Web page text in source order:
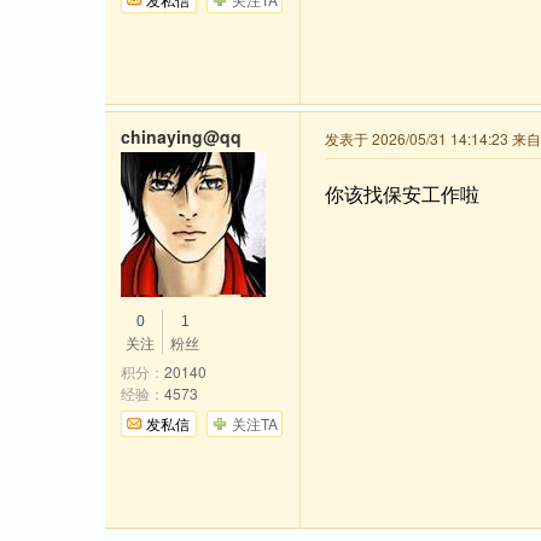
发表于 2026/05/31 14:14:23 来
你该找保安工作啦
chinaying@qq
0
关注
1
粉丝
积分： 20140
经验： 4573
发私信
关注TA